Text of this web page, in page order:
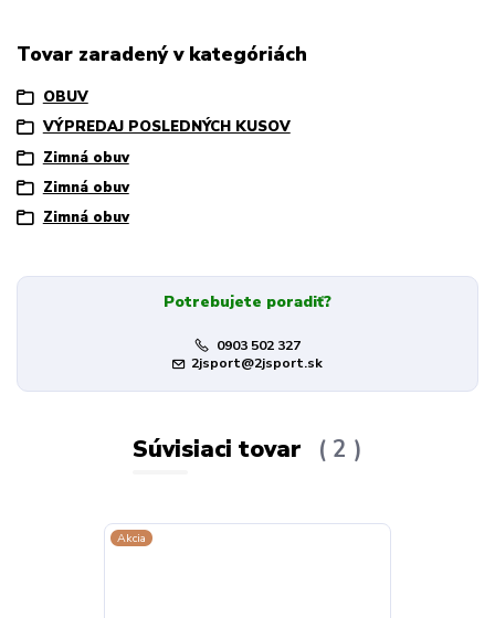
Tovar zaradený v kategóriách
OBUV
VÝPREDAJ POSLEDNÝCH KUSOV
Zimná obuv
Zimná obuv
Zimná obuv
Potrebujete poradiť?
0903 502 327
2jsport@2jsport.sk
Súvisiaci tovar 2
Akcia